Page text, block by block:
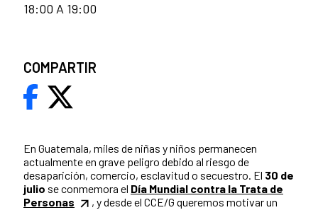
En Guatemala, miles de niñas y niños permanecen
actualmente en grave peligro debido al riesgo de
desaparición, comercio, esclavitud o secuestro. El 30 de
julio se conmemora el Día Mundial contra la Trata de
Personas
, y desde el CCE/G queremos motivar un
18:00 A 19:00
COMPARTIR